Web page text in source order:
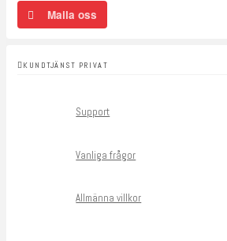
Maila oss
KUNDTJÄNST PRIVAT
Support
Vanliga frågor
Allmänna villkor